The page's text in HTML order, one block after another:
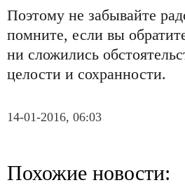
Поэтому не забывайте
помните, если вы
ни сложились
целости и сохранности.
14-01-2016, 06:03
Похожие новости: